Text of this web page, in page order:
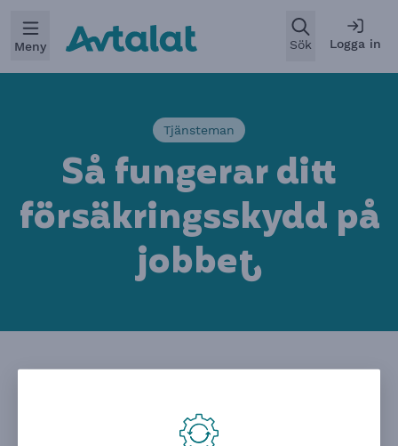
Meny
Öppna
Sök Logga in
Tjänsteman
:
Så fungerar ditt
försäkringsskydd på
jobbet
Välkommen till ett webbinarium där du får